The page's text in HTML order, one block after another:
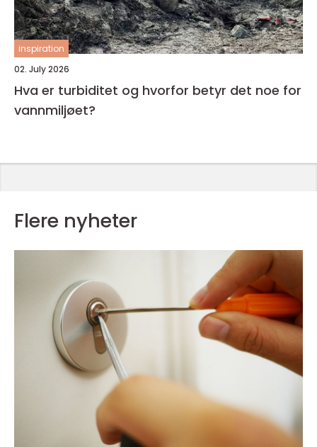
inspiration
02. July 2026
Hva er turbiditet og hvorfor betyr det noe for
vannmiljøet?
Flere nyheter